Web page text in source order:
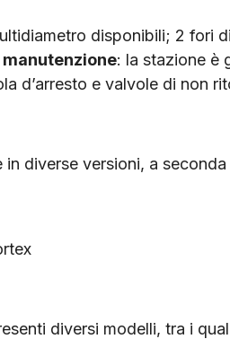
disponibili; 2 fori
: la stazione è
d’arresto e valvole di non
diverse versioni, a
diversi modelli, tra i